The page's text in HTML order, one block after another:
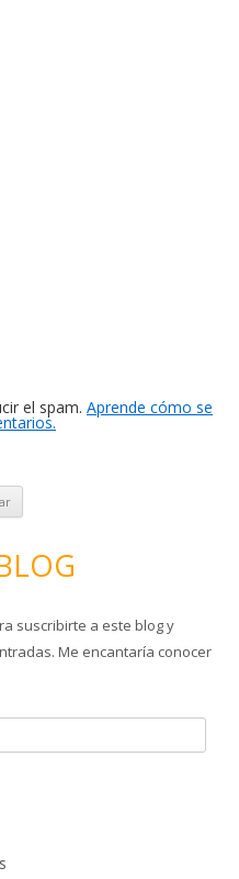
el spam. Aprende cómo se
suscribirte a este blog y
Me encantaría conocer